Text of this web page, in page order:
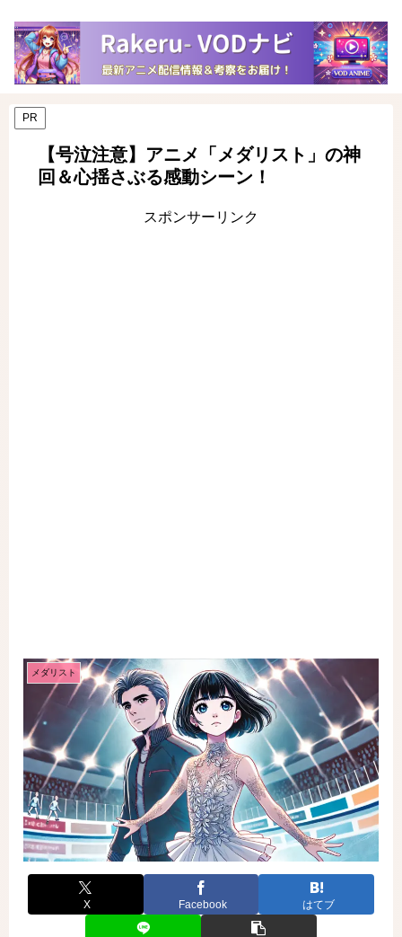
PR
【号泣注意】アニメ「メダリスト」の神
回＆心揺さぶる感動シーン！
スポンサーリンク
メダリスト
X Facebook はてブ